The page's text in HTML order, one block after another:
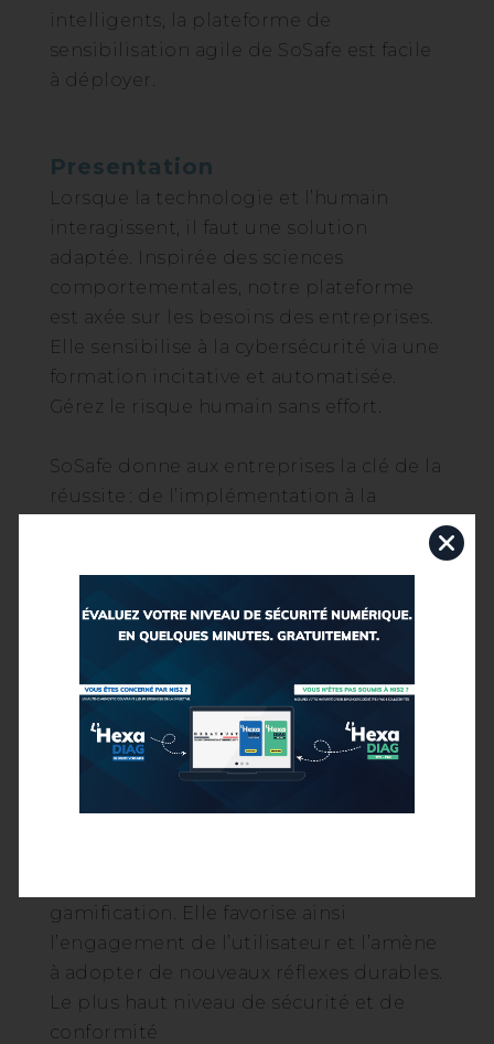
intelligents, la plateforme de
sensibilisation agile de SoSafe est facile
à déployer.
Presentation
Lorsque la technologie et l’humain
interagissent, il faut une solution
adaptée. Inspirée des sciences
comportementales, notre plateforme
est axée sur les besoins des entreprises.
Elle sensibilise à la cybersécurité via une
formation incitative et automatisée.
Gérez le risque humain sans effort.
SoSafe donne aux entreprises la clé de la
réussite : de l’implémentation à la
– 20 jours : implémentation rapide avec
option d’infogérance
phishing réduite durablement
– -80 %de connexion à des faux sites :
réflexes de sécurité renforcés
gamification. Elle favorise ainsi
l’engagement de l’utilisateur et l’amène
à adopter de nouveaux réflexes durables.
Le plus haut niveau de sécurité et de
conformité